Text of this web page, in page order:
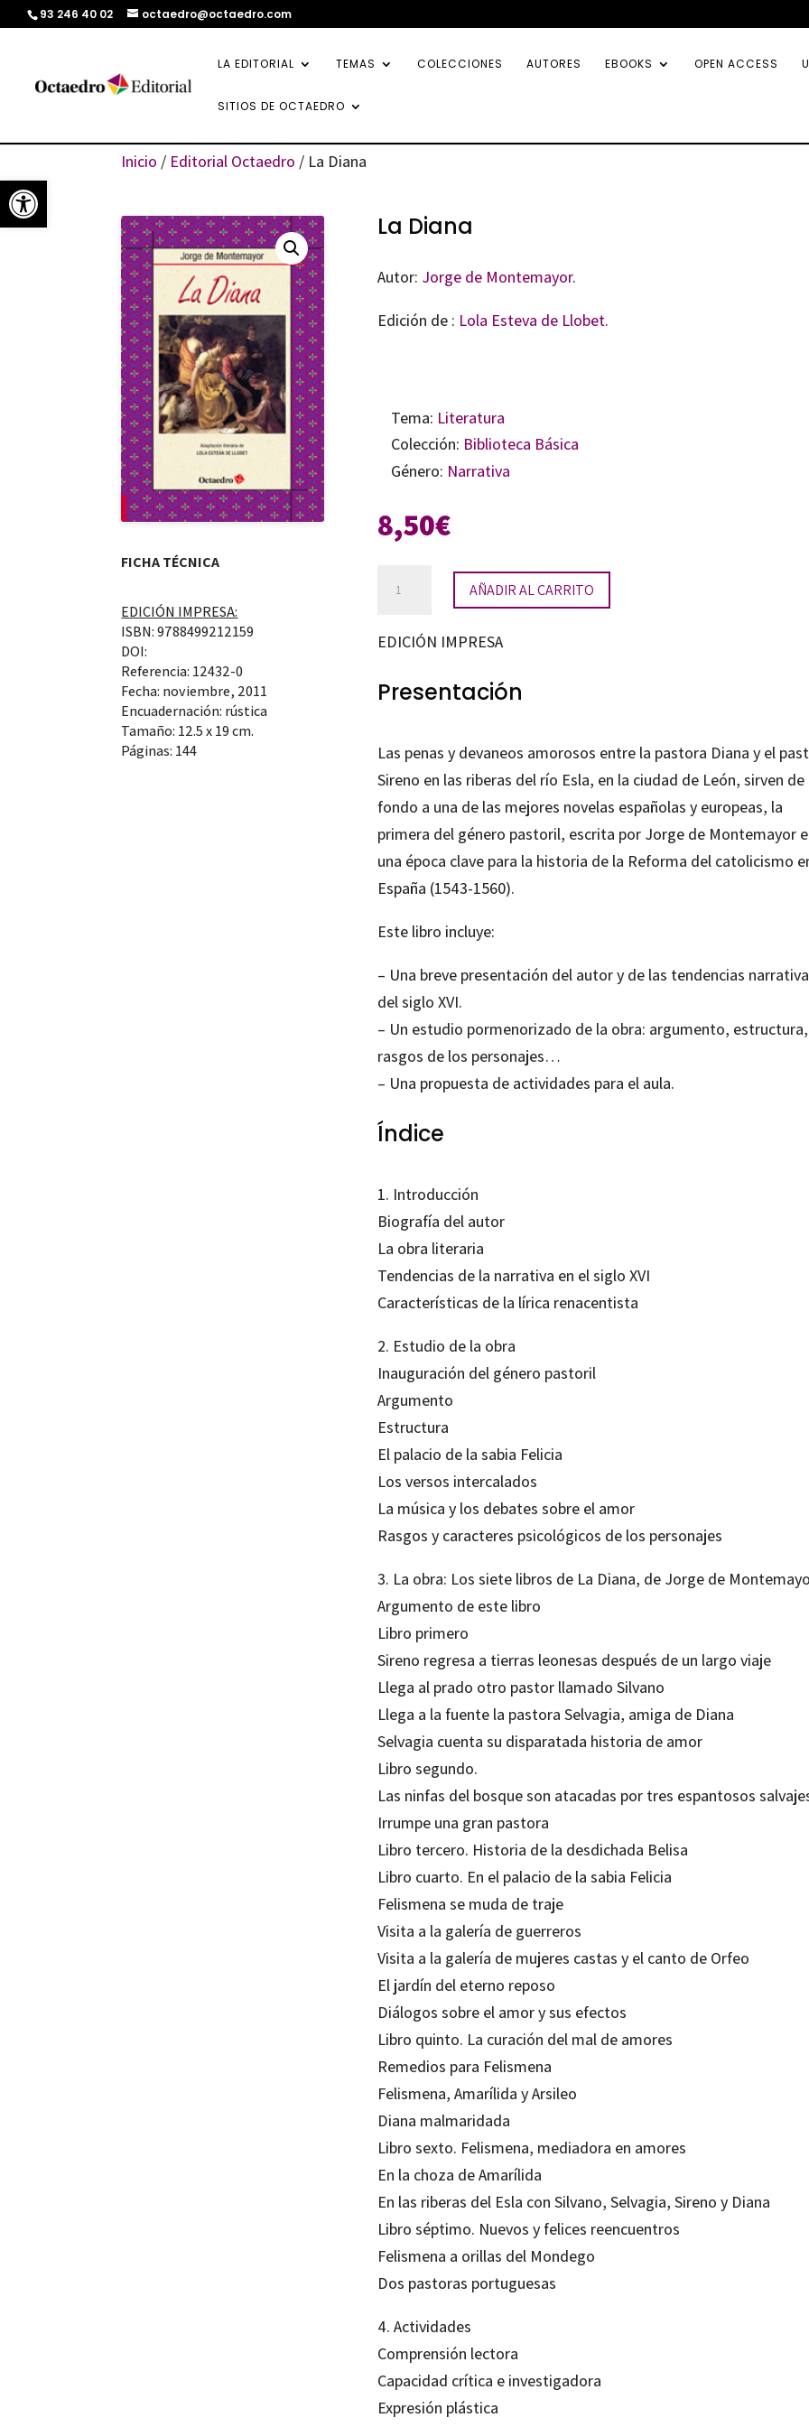
Abrir barra de herramientas
93 246 40 02 octaedro@octaedro.com
LA EDITORIAL TEMAS COLECCIONES AUTORES EBOOKS OPEN ACCESS
SITIOS DE OCTAEDRO
Inicio / Editorial Octaedro / La Diana
FICHA TÉCNICA
EDICIÓN IMPRESA:
ISBN: 9788499212159
DOI:
Referencia: 12432-0
Fecha: noviembre, 2011
Encuadernación: rústica
Tamaño: 12.5 x 19 cm.
Páginas: 144
La Diana
Autor: Jorge de Montemayor.
Edición de : Lola Esteva de Llobet.
Tema: Literatura
Colección: Biblioteca Básica
Género: Narrativa
8,50€
cantidad
AÑADIR AL CARRITO
EDICIÓN IMPRESA
Presentación
Las penas y devaneos amorosos entre la pastora Diana y el
Sireno en las riberas del río Esla, en la ciudad de León, sirven de
fondo a una de las mejores novelas españolas y europeas, la
primera del género pastoril, escrita por Jorge de Montemayor
una época clave para la historia de la Reforma del catolicismo
España (1543-1560).
Este libro incluye:
– Una breve presentación del autor y de las tendencias
del siglo XVI.
– Un estudio pormenorizado de la obra: argumento, estructura,
rasgos de los personajes…
– Una propuesta de actividades para el aula.
Índice
1. Introducción
Biografía del autor
La obra literaria
Tendencias de la narrativa en el siglo XVI
Características de la lírica renacentista
2. Estudio de la obra
Inauguración del género pastoril
Argumento
Estructura
El palacio de la sabia Felicia
Los versos intercalados
La música y los debates sobre el amor
Rasgos y caracteres psicológicos de los personajes
3. La obra: Los siete libros de La Diana, de Jorge de
Argumento de este libro
Libro primero
Sireno regresa a tierras leonesas después de un largo viaje
Llega al prado otro pastor llamado Silvano
Llega a la fuente la pastora Selvagia, amiga de Diana
Selvagia cuenta su disparatada historia de amor
Libro segundo.
Las ninfas del bosque son atacadas por tres espantosos
Irrumpe una gran pastora
Libro tercero. Historia de la desdichada Belisa
Libro cuarto. En el palacio de la sabia Felicia
Felismena se muda de traje
Visita a la galería de guerreros
Visita a la galería de mujeres castas y el canto de Orfeo
El jardín del eterno reposo
Diálogos sobre el amor y sus efectos
Libro quinto. La curación del mal de amores
Remedios para Felismena
Felismena, Amarílida y Arsileo
Diana malmaridada
Libro sexto. Felismena, mediadora en amores
En la choza de Amarílida
En las riberas del Esla con Silvano, Selvagia, Sireno y Diana
Libro séptimo. Nuevos y felices reencuentros
Felismena a orillas del Mondego
Dos pastoras portuguesas
4. Actividades
Comprensión lectora
Capacidad crítica e investigadora
Expresión plástica